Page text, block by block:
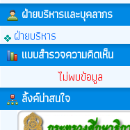
ฝ่ายบริหารและบุคลากร
ฝ่ายบริหาร
แบบสำรวจความคิดเห็น
ไม่พบข้อมูล
ลิ้งค์น่าสนใจ